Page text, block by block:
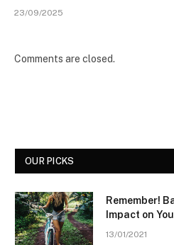
23/09/2025
Comments are closed.
OUR PICKS
Remember!
Impact on
13/01/2021